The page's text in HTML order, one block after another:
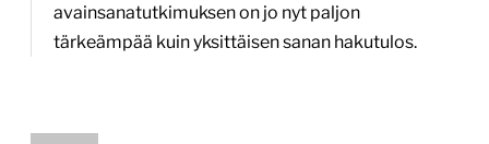
avainsanatutkimuksen on jo nyt paljon
tärkeämpää kuin yksittäisen sanan hakutulos.